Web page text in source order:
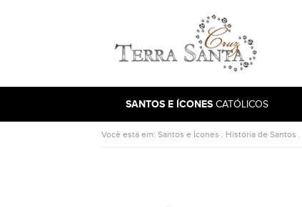
Ir para a página inicial
SANTOS E ÍCONES CATÓLICOS
Você está em: Santos e Ícones . História de Santos .